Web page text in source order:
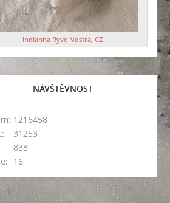
Indianna Ryve Nostra, CZ
NÁVŠTĚVNOST
16
1216458
31253
838